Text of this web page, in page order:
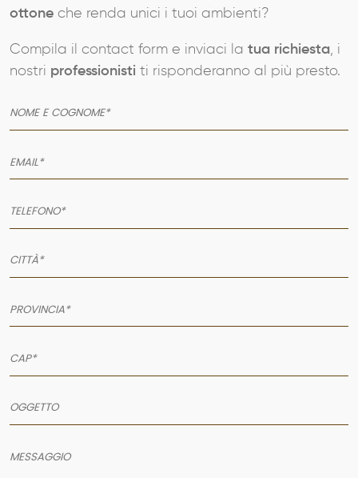
AZIENDA
SERVIZI
PORTFOLIO
NEWS
CONTATTI
ottone che renda unici i tuoi ambienti?
Compila il contact form e inviaci la tua richiesta, i
nostri professionisti ti risponderanno al più presto.